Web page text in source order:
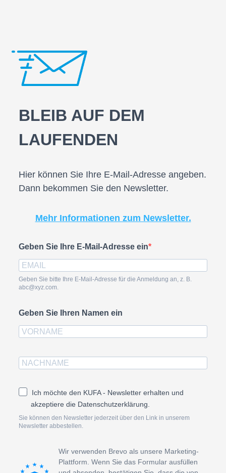
BLEIB AUF DEM
LAUFENDEN
Hier können Sie Ihre E-Mail-Adresse angeben.
Dann bekommen Sie den Newsletter.
Mehr Informationen zum Newsletter.
Geben Sie Ihre E-Mail-Adresse ein
Geben Sie bitte Ihre E-Mail-Adresse für die Anmeldung an, z. B.
abc@xyz.com.
Geben Sie Ihren Namen ein
Ich möchte den KUFA - Newsletter erhalten und
akzeptiere die Datenschutzerklärung.
Sie können den Newsletter jederzeit über den Link in unserem
Newsletter abbestellen.
Wir verwenden Brevo als unsere Marketing-
Plattform. Wenn Sie das Formular ausfüllen